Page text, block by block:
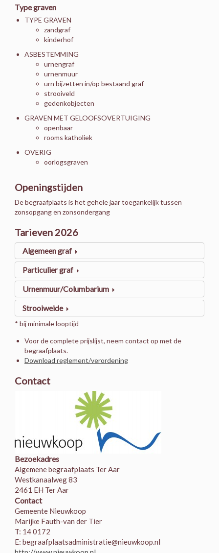
Type graven
TYPE GRAVEN
zandgraf
kinderhof
ASBESTEMMING
urnengraf
urnenmuur
urn bijzetten in/op bestaand graf
strooiveld
gedenkobjecten
GRAVEN MET GELOOFSOVERTUIGING
openbaar
rooms katholiek
OVERIG
oorlogsgraven
Openingstijden
De begraafplaats is het gehele jaar toegankelijk tussen
zonsopgang en zonsondergang
Tarieven 2026
Algemeen graf
Particulier graf
Urnenmuur/Columbarium
Strooiweide
* bij minimale looptijd
Voor de complete prijslijst, neem contact op met de
begraafplaats.
Download reglement/verordening
Contact
Bezoekadres
Algemene begraafplaats Ter Aar
Westkanaalweg 83
2461 EH Ter Aar
Contact
Gemeente Nieuwkoop
Marijke Fauth-van der Tier
T: 14 0172
E: begraafplaatsadministratie@nieuwkoop.nl